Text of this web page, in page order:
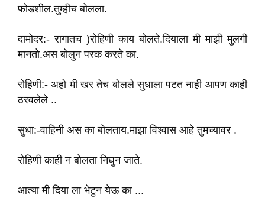
फोडशील.तुम्हीच बोलला.
दामोदर:- रागातच )रोहिणी काय बोलते.दियाला मी माझी मुलगी
मानतो.अस बोलुन परक करते का.
रोहिणी:- अहो मी खर तेच बोलले सुधाला पटत नाही आपण काही
ठरवलेले ..
सुधा:-वाहिनी अस का बोलताय.माझा विश्वास आहे तुमच्यावर .
रोहिणी काही न बोलता निघुन जाते.
आत्या मी दिया ला भेटुन येऊ का ...